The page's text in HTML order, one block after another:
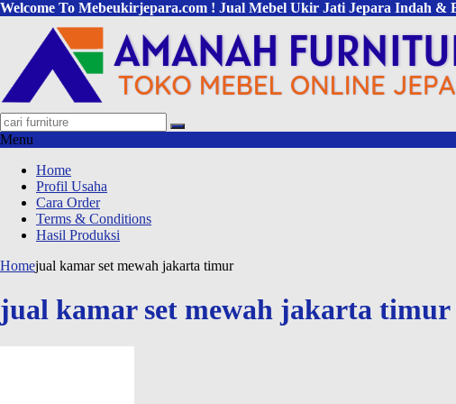
Welcome To Mebeukirjepara.com ! Jual Mebel Ukir Jati Jepara Indah &
Menu
Home
Profil Usaha
Cara Order
Terms & Conditions
Hasil Produksi
Homejual kamar set mewah jakarta timur
jual kamar set mewah jakarta timur